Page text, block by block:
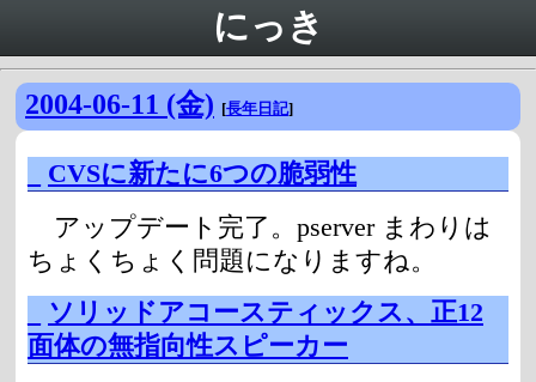
にっき
2004-06-11 (金) [長年日記]
CVSに新たに6つの脆弱性
アップデート完了。pserver まわりは
ちょくちょく問題になりますね。
ソリッドアコースティックス、正12
面体の無指向性スピーカー